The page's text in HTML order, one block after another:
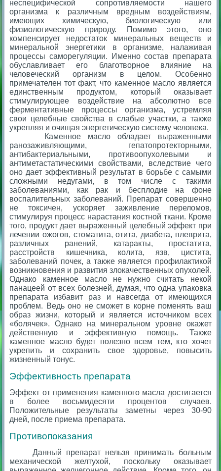
неспецифической сопротивляемости нашего
организма к различным вредным воздействиям,
имеющих химическую, биологическую или
физиологическую природу. Помимо этого, оно
компенсирует недостаток минеральных веществ и
минеральной энергетики в организме, налаживая
процессы саморегуляции. Именно состав препарата
обуславливает его благотворное влияние на
человеческий организм в целом. Особенно
примечателен тот факт, что каменное масло является
единственным продуктом, который оказывает
стимулирующее воздействие на абсолютно все
ферментативные процессы организма, устремляя
свои целебные свойства в слабые участки, а также
укрепляя и очищая энергетическую систему человека.
Каменное масло обладает выраженными
ранозаживляющими, гепатопротекторными,
антибактериальными, противоопухолевыми и
антиметастатическими свойствами, вследствие чего
оно дает эффективный результат в борьбе с самыми
сложными недугами, в том числе с такими
заболеваниями, как рак и бесплодие на фоне
воспалительных заболеваний. Препарат совершенно
не токсичен, ускоряет заживление переломов,
стимулируя процесс нарастания костной ткани. Кроме
того, продукт дает выраженный целебный эффект при
лечении ожогов, стоматита, отита, диабета, плеврита,
различных ранений, катаракты, простатита,
расстройств кишечника, колита, язв, цистита,
заболеваний почек, а также является профилактикой
возникновения и развития злокачественных опухолей.
Однако каменное масло не нужно считать некой
панацеей от всех болезней, думая, что одна упаковка
препарата избавит раз и навсегда от имеющихся
проблем. Ведь оно не сможет в корне поменять ваш
образ жизни, который и является источником всех
«болячек». Однако на минеральном уровне окажет
действенную и эффективную помощь. Также
каменное масло будет полезно всем тем, кто хочет
укрепить и сохранить свое здоровье, повысить
жизненный тонус.
Эффективность препарата
Эффект от применения каменного масла достигается
в более восьмидесяти процентов случаев.
Положительные результаты заметны через 30-90
дней, после приема препарата.
Противопоказания
Данный препарат нельзя принимать больным
механической желтухой, поскольку оказывает